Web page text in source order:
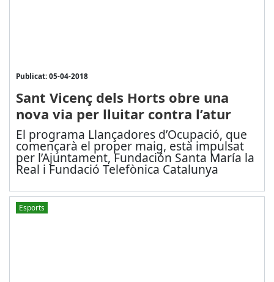
Publicat: 05-04-2018
Sant Vicenç dels Horts obre una
nova via per lluitar contra l’atur
El programa Llançadores d’Ocupació, que
començarà el proper maig, està impulsat
per l’Ajuntament, Fundación Santa María la
Real i Fundació Telefònica Catalunya
Esports